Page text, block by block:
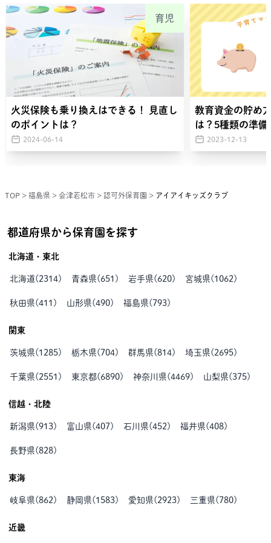
育児
火災保険も乗り換えはできる！ 見直し
のポイントは？
2024-06-14
教育資金の貯め
は？5種類の準
2023-12-13
TOP > 福島県 > 会津若松市 > 認可外保育園 > アイアイキッズクラブ
都道府県から保育園を探す
北海道・東北
北海道( 2314) 青森県( 651 ) 岩手県( 620) 宮城県( 1062 )
秋田県(411 ) 山形県(490) 福島県( 793)
関東
茨城県( 1285) 栃木県( 704) 群馬県(814) 埼玉県( 2695)
千葉県( 2551 ) 東京都( 6890) 神奈川県(4469) 山梨県(375)
信越・北陸
新潟県(913) 富山県(407 ) 石川県(452 ) 福井県(408)
長野県(828)
東海
岐阜県(862 ) 静岡県( 1583) 愛知県( 2923) 三重県( 780)
近畿